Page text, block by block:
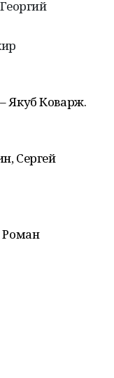
Якуб Коварж.
Сергей
Роман